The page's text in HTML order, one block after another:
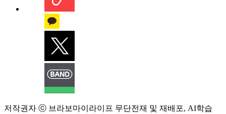
저작권자 ⓒ 브라보마이라이프 무단전재 및 재배포, AI학습